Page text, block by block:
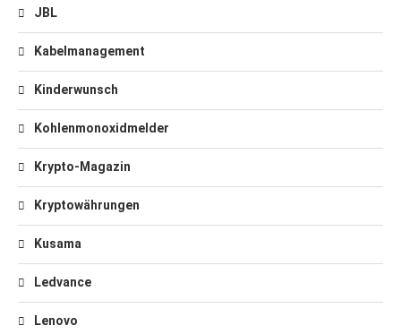
JBL
Kabelmanagement
Kinderwunsch
Kohlenmonoxidmelder
Krypto-Magazin
Kryptowährungen
Kusama
Ledvance
Lenovo